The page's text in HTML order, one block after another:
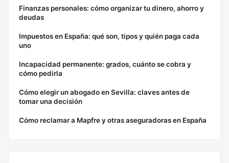
Finanzas personales: cómo organizar tu dinero, ahorro y
deudas
Impuestos en España: qué son, tipos y quién paga cada
uno
Incapacidad permanente: grados, cuánto se cobra y
cómo pedirla
Cómo elegir un abogado en Sevilla: claves antes de
tomar una decisión
Cómo reclamar a Mapfre y otras aseguradoras en España